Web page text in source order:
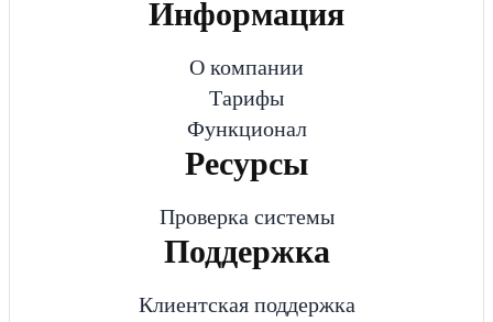
Информация
О компании
Тарифы
Функционал
Ресурсы
Проверка системы
Поддержка
Клиентская поддержка